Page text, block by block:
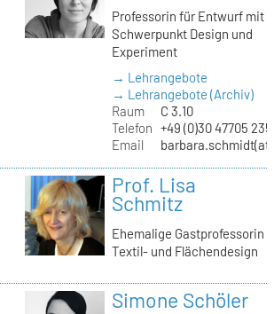
Professorin für Entwurf mit
Schwerpunkt Design und
Experiment
→ Lehrangebote
→ Lehrangebote (Archiv)
Raum
C 3.10
Telefon +49 (0)30 47705 235
Email
Prof. Lisa
Schmitz
Ehemalige Gastprofessorin
Textil- und Flächendesign
Simone Schöler